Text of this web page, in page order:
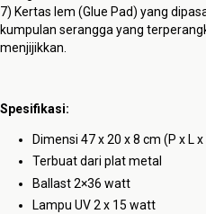
7) Kertas lem (Glue Pad) yang
kumpulan serangga yang
menjijikkan.
Spesifikasi:
Dimensi 47 x 20 x 8 cm (P x L x
Terbuat dari plat metal
Ballast 2×36 watt
Lampu UV 2 x 15 watt